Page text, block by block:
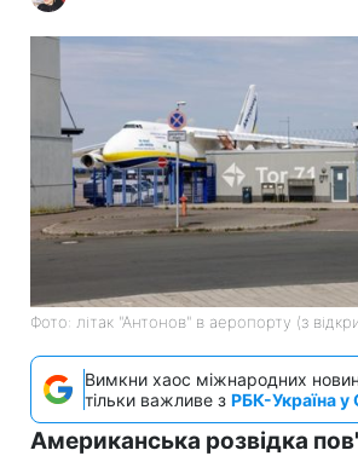
Фото: літак "Антонов" в аеропорту (з
Вимкни хаос міжнародних
тільки важливе з РБК-Україна у
Американська розвідка